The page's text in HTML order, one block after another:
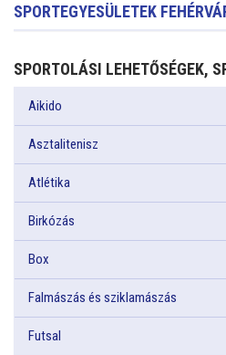
SPORTEGYESÜLETEK
SPORTOLÁSI LEHETŐSÉGEK,
Aikido
Asztalitenisz
Atlétika
Birkózás
Box
Falmászás és sziklamászás
Futsal